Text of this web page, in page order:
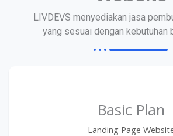
LIVDEVS menyediakan jasa
yang sesuai dengan kebutuhan
Basic Plan
Landing Page